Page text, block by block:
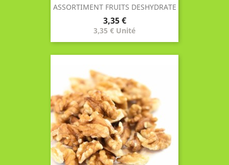
ASSORTIMENT FRUITS DESHYDRATE
Prix
3,35 €
3,35 € Unité